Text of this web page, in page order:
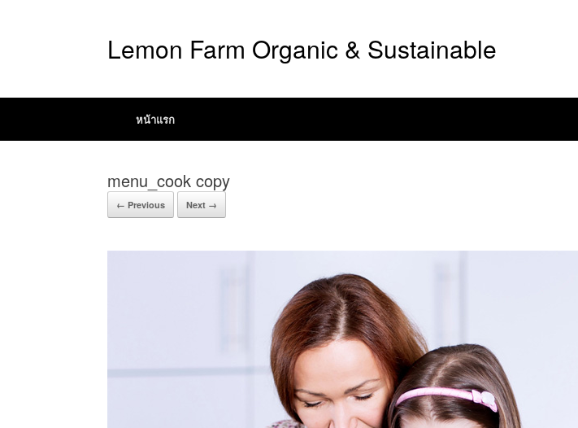
Lemon Farm Organic & Sustainable
หน้าแรก
menu_cook copy
← Previous Next →